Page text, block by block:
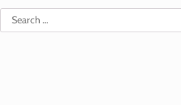
Search
for: